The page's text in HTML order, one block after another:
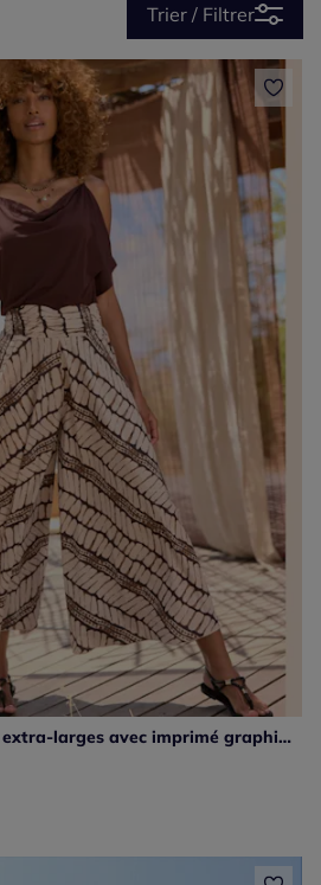
Trier / Filtrer
Jupe-culotte à jambes extra-larges avec imprimé graphique et matière fluide